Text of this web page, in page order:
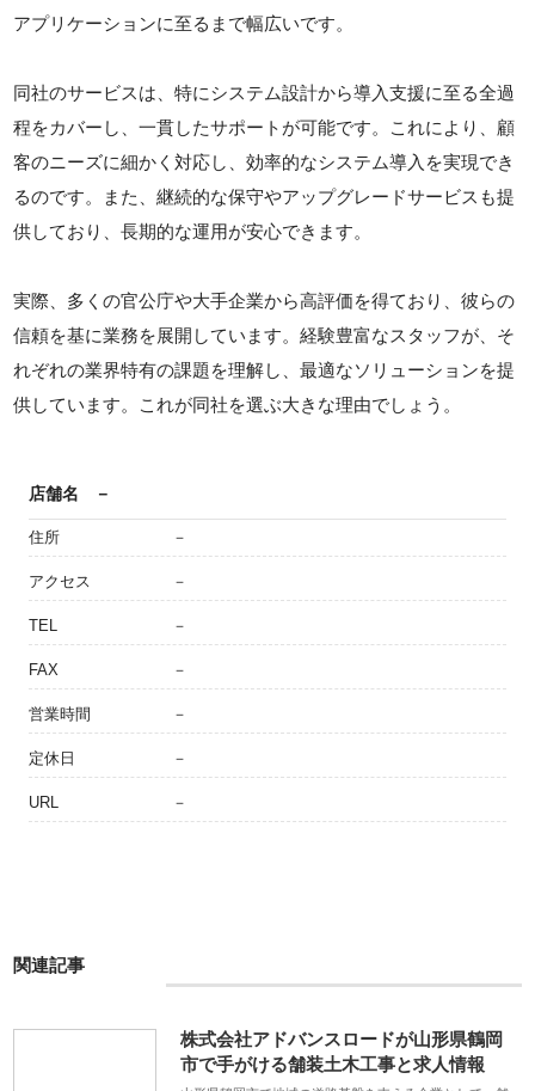
アプリケーションに至るまで幅広いです。
同社のサービスは、特にシステム設計から導入支援に至る全過
程をカバーし、一貫したサポートが可能です。これにより、顧
客のニーズに細かく対応し、効率的なシステム導入を実現でき
るのです。また、継続的な保守やアップグレードサービスも提
供しており、長期的な運用が安心できます。
実際、多くの官公庁や大手企業から高評価を得ており、彼らの
信頼を基に業務を展開しています。経験豊富なスタッフが、そ
れぞれの業界特有の課題を理解し、最適なソリューションを提
供しています。これが同社を選ぶ大きな理由でしょう。
店舗名 －
住所 －
アクセス －
TEL －
FAX －
営業時間 －
定休日 －
URL －
関連記事
株式会社アドバンスロードが山形県鶴岡
市で手がける舗装土木工事と求人情報